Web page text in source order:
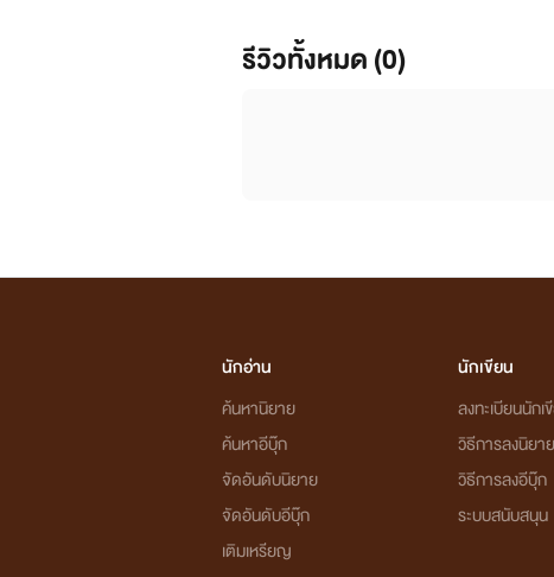
นิยายทุกเรื่องที่อยู่ในโปรเจกต์หอหมื่นอักษร
นายท่านได้รับความเพลิดเพลินอย่างถึงที่สุด
รีวิวทั้งหมด (0)
นักอ่าน
ค้นหานิยาย
ค้นหาอีบุ๊ก
จัดอันดับนิยาย
จัดอันดับอีบุ๊ก
เติมเหรียญ
นักเขียน
ลงทะเบียนนักเ
วิธีการลงนิยาย
วิธีการลงอีบุ๊ก
ระบบสนับสนุน